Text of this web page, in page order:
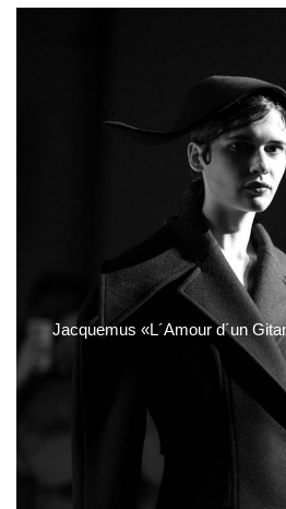
Jacquemus «L´Amour d´un